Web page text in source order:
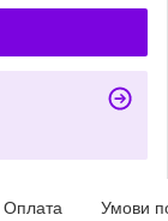
Оплата Умови